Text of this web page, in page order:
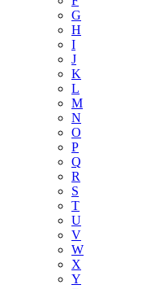
G
H
I
J
K
L
M
N
O
P
Q
R
S
T
U
V
W
X
Y